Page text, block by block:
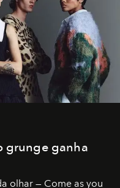
grunge ganha
olhar — Come as you